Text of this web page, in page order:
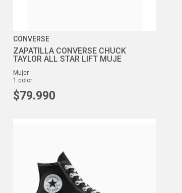
CONVERSE
ZAPATILLA CONVERSE CHUCK
TAYLOR ALL STAR LIFT MUJE
mujer
1 color
$79.990